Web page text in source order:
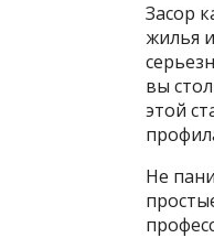
Засор
жилья
вы
этой
Не